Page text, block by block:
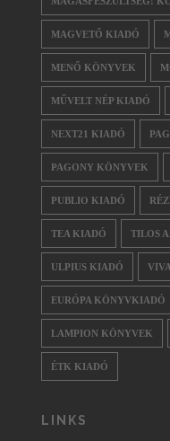
MAGVETŐ KIADÓ
MENŐ KÖNYVEK
MŰVELT NÉP KIADÓ
NEXT21 KIADÓ
PAGONY KÖNYVEK
PUBLIO KIADÓ
TEA KIADÓ TILOS
ULPIUS KIADÓ
EURÓPA KÖNYVKIADÓ
LAMPION KÖNYVEK
ÉTK KIADÓ
LINKS